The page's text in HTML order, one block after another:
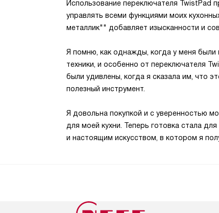
Использование переключателя TwistPad
управлять всеми функциями моих
металлик"" добавляет изысканности и
Я помню, как однажды, когда у меня были
техники, и особенно от переключателя
были удивлены, когда я сказала им, что
полезный инструмент.
Я довольна покупкой и с уверенностью
для моей кухни. Теперь готовка стала
и настоящим искусством, в котором я